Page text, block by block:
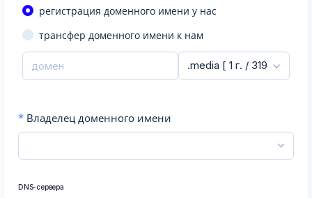
регистрация доменного имени у нас
трансфер доменного имени к нам
* Владелец доменного имени
DNS-сервера